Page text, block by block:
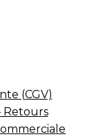
(CGV)
Retours